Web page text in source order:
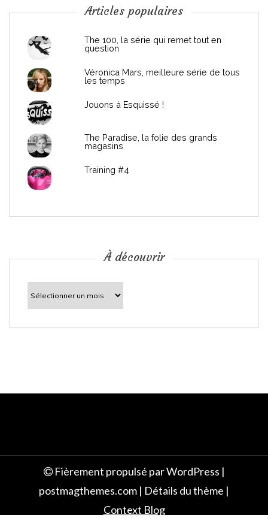
n
c
Articles populaires
The 100, la série qui remet tout en
question
Véronica Mars, meilleure série de tous
les temps
Jouons à Esquissé !
The Paradise, la folie des grands
magasins
Training #4
À découvrir
découvrir
Fièrement propulsé par WordPress |
postmagthemes.com | Détails du thème |
Context Blog